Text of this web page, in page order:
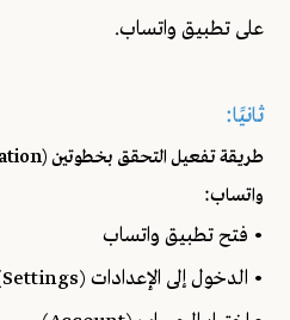
على تطبيق واتساب.
ثانيًا:
واتساب:
• فتح تطبيق واتساب
• الدخول إلى الإعدادات (Settings)